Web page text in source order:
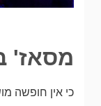
מסאז'
כי אין חופשה